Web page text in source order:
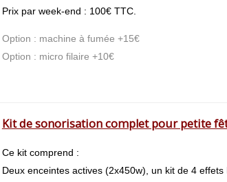
Prix par week-end : 100€ TTC.
Option : machine à fumée +15€
Option : micro filaire +10€
Kit de sonorisation complet pour petite
Ce kit comprend :
Deux enceintes actives (2x450w), un kit de 4 effets